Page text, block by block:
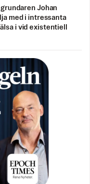
Johan
med i intressanta
i vid existentiell